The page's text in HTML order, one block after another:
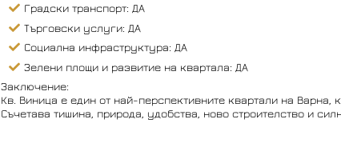
Градски транспорт: ДА
Търговски услуги: ДА
Социална инфраструктура: ДА
Зелени площи и развитие на квартала: ДА
Заключение:
Кв. Виница е един от най-перспективните квартали на Варна,
Съчетава тишина, природа, удобства, ново строителство и